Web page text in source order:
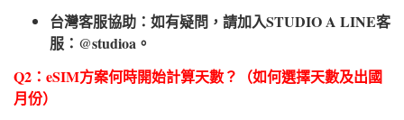
台灣客服協助：如有疑問，請加入STUDIO A LINE客
服：@studioa。
Q2：eSIM方案何時開始計算天數？（如何選擇天數及出國
月份）​